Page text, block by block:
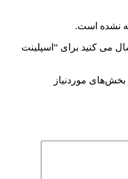
نشده است.
می کنید برای “اسپلینت
بخش‌های موردنیاز